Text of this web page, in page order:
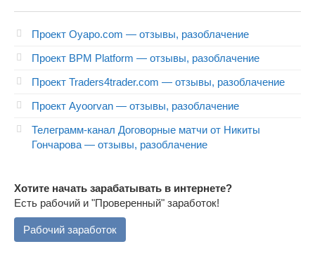
Проект Oyapo.com — отзывы, разоблачение
Проект BPM Platform — отзывы, разоблачение
Проект Traders4trader.com — отзывы, разоблачение
Проект Ayoorvan — отзывы, разоблачение
Телеграмм-канал Договорные матчи от Никиты
Гончарова — отзывы, разоблачение
Хотите начать зарабатывать в интернете?
Есть рабочий и "Проверенный" заработок!
Рабочий заработок